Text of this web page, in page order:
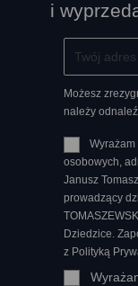
i
Możesz
należy
osobowych,
Janusz
prowadzący
Dziedzice.
z Polityką